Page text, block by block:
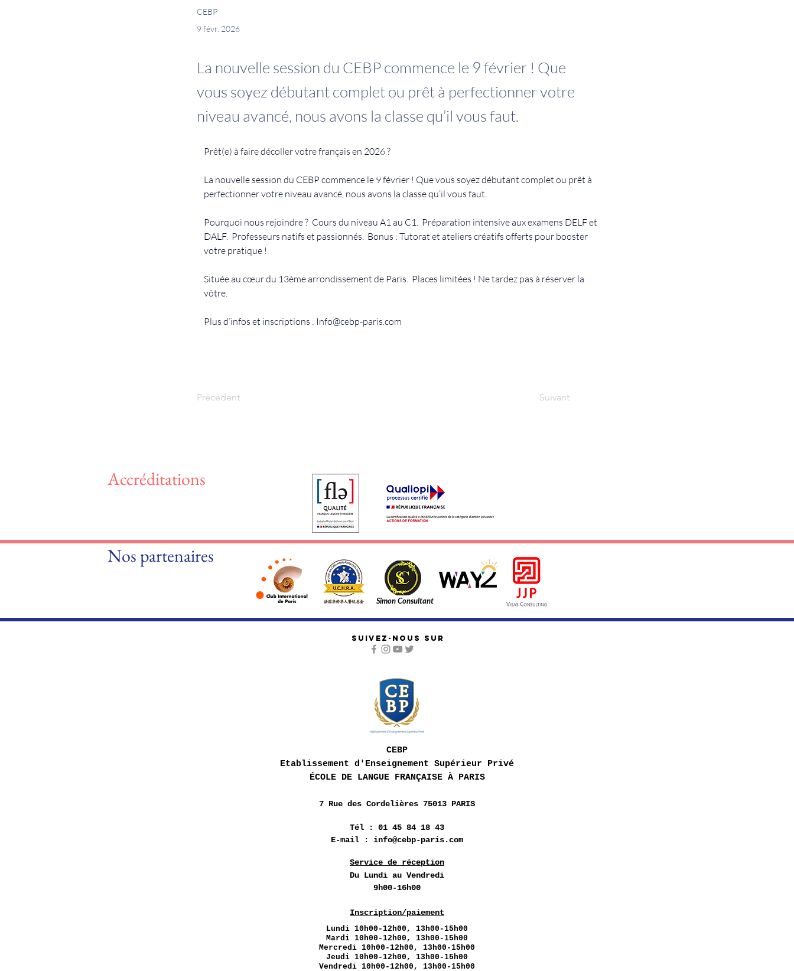
CEBP
9 févr. 2026
La nouvelle session du CEBP commence le 9 février ! Que
vous soyez débutant complet ou prêt à perfectionner votre
niveau avancé, nous avons la classe qu’il vous faut.
Prêt(e) à faire décoller votre français en 2026 ?
La nouvelle session du CEBP commence le 9 février ! Que vous soyez débutant complet ou prêt à
perfectionner votre niveau avancé, nous avons la classe qu’il vous faut.
Pourquoi nous rejoindre ?  Cours du niveau A1 au C1.  Préparation intensive aux examens DELF et
DALF.  Professeurs natifs et passionnés.  Bonus : Tutorat et ateliers créatifs offerts pour booster
votre pratique !
Située au cœur du 13ème arrondissement de Paris.  Places limitées ! Ne tardez pas à réserver la
vôtre.
Plus d’infos et inscriptions : Info@cebp-paris.com
Précédent Suivant
Accréditations
Nos partenaires
Simon Consultant
SUIVEZ-NOUS SUR
CEBP
Etablissement d'Enseignement Supérieur Privé
ÉCOLE DE LANGUE FRANÇAISE À PARIS
7 Rue des Cordelières 75013 PARIS
Tél : 01 45 84 18 43
E-mail : info@cebp-paris.com
Service de réception
Du Lundi au Vendredi
9h00-16h00
Inscription/paiement
Lundi 10h00-12h00, 13h00-15h00
Mardi 10h00-12h00, 13h00-15h00
Mercredi 10h00-12h00, 13h00-15h00
Jeudi 10h00-12h00, 13h00-15h00
Vendredi 10h00-12h00, 13h00-15h00